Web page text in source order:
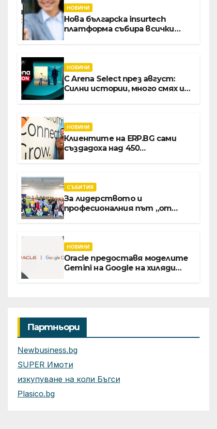
НОВИНИ
Нова българска insurtech
платформа събира всички
НОВИНИ
С Arena Select през август:
Силни истории, много смях и
НОВИНИ
Клиентите на ERP.BG сами
създадоха над 450
интелект
СЪБИТИЯ
За лидерството и
професионалния път „от
директор Асен Великов
НОВИНИ
Oracle предоставя моделите
Gemini на Google на хиляди
Партньори
Newbusiness.bg
SUPER Имоти
изкупуване на коли Бъгси
Plasico.bg